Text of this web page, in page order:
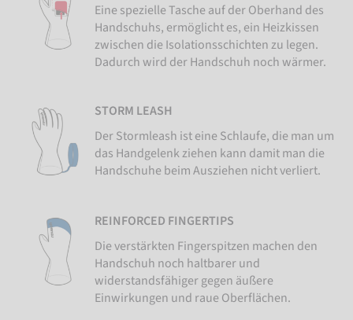
Eine spezielle Tasche auf der Oberhand des
Handschuhs, ermöglicht es, ein Heizkissen
zwischen die Isolationsschichten zu legen.
Dadurch wird der Handschuh noch wärmer.
STORM LEASH
Der Stormleash ist eine Schlaufe, die man um
das Handgelenk ziehen kann damit man die
Handschuhe beim Ausziehen nicht verliert.
REINFORCED FINGERTIPS
Die verstärkten Fingerspitzen machen den
Handschuh noch haltbarer und
widerstandsfähiger gegen äußere
Einwirkungen und raue Oberflächen.